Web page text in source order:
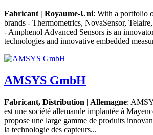
Fabricant | Royaume-Uni: With a portfolio
brands - Thermometrics, NovaSensor,
- Amphenol Advanced Sensors is an
technologies and innovative embedded
AMSYS GmbH
Fabricant, Distribution | Allemagne:
est une société allemande implantée à
propose une large gamme de produits
la technologie des capteurs...